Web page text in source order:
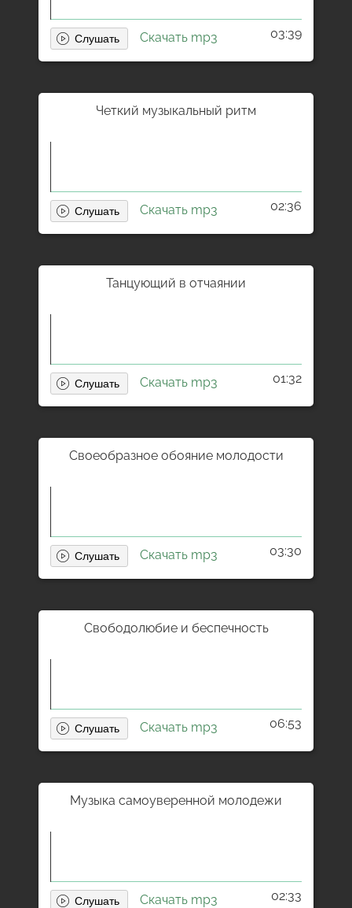
Скачать mp3 03:39
Четкий музыкальный ритм
Скачать mp3 02:36
Танцующий в отчаянии
Скачать mp3 01:32
Своеобразное обояние молодости
Скачать mp3 03:30
Свободолюбие и беспечность
Скачать mp3 06:53
Музыка самоуверенной молодежи
Скачать mp3 02:33